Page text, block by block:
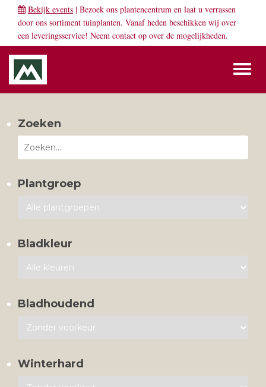
Bekijk events | Bezoek ons plantencentrum en laat u verrassen
door ons sortiment tuinplanten. Vanaf heden beschikken wij over
een leveringsservice! Neem contact op over de mogelijkheden.
Zoeken
Plantgroep
Bladkleur
Bladhoudend
Winterhard